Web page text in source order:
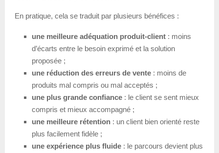
En pratique, cela se traduit par plusieurs bénéfices :
une meilleure adéquation produit-client : moins
d’écarts entre le besoin exprimé et la solution
proposée ;
une réduction des erreurs de vente : moins de
produits mal compris ou mal acceptés ;
une plus grande confiance : le client se sent mieux
compris et mieux accompagné ;
une meilleure rétention : un client bien orienté reste
plus facilement fidèle ;
une expérience plus fluide : le parcours devient plus